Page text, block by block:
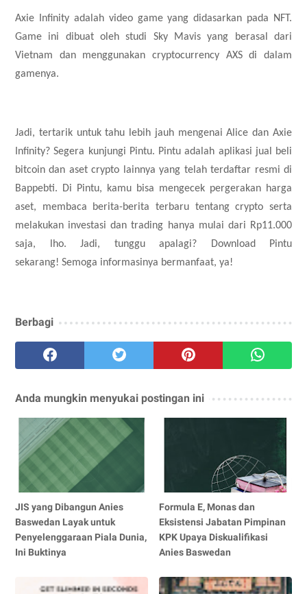
Axie Infinity adalah video game yang didasarkan pada NFT.
Game ini dibuat oleh studi Sky Mavis yang berasal dari
Vietnam dan menggunakan cryptocurrency AXS di dalam
gamenya.
Jadi, tertarik untuk tahu lebih jauh mengenai Alice dan Axie
Infinity? Segera kunjungi Pintu. Pintu adalah aplikasi jual beli
bitcoin dan aset crypto lainnya yang telah terdaftar resmi di
Bappebti. Di Pintu, kamu bisa mengecek pergerakan harga
aset, membaca berita-berita terbaru tentang crypto serta
melakukan investasi dan trading hanya mulai dari Rp11.000
saja, lho. Jadi, tunggu apalagi? Download Pintu
sekarang! Semoga informasinya bermanfaat, ya!
Berbagi
Anda mungkin menyukai postingan ini
JIS yang Dibangun Anies
Baswedan Layak untuk
Penyelenggaraan Piala Dunia,
Ini Buktinya
Formula E, Monas dan
Eksistensi Jabatan Pimpinan
KPK Upaya Diskualifikasi
Anies Baswedan